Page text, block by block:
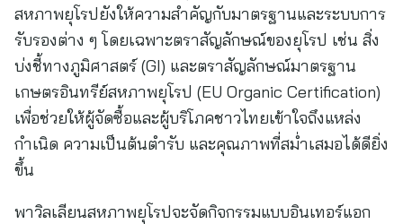
สหภาพยุโรปยังให้ความสำคัญกับมาตรฐานและระบบการ
รับรองต่าง ๆ โดยเฉพาะตราสัญลักษณ์ของยุโรป เช่น สิ่ง
บ่งชี้ทางภูมิศาสตร์ (GI) และตราสัญลักษณ์มาตรฐาน
เกษตรอินทรีย์สหภาพยุโรป (EU Organic Certification)
เพื่อช่วยให้ผู้จัดซื้อและผู้บริโภคชาวไทยเข้าใจถึงแหล่ง
กำเนิด ความเป็นต้นตำรับ และคุณภาพที่สม่ำเสมอได้ดียิ่ง
ขึ้น
พาวิลเลียนสหภาพยุโรปจะจัดกิจกรรมแบบอินเทอร์แอก